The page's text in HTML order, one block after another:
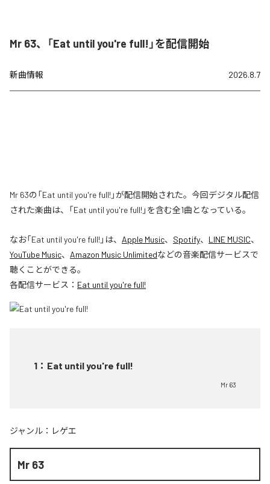
Mr 63、「Eat until you're full!」を配信開始
新曲情報 2026.8.7
Mr 63の「Eat until you're full!」が配信開始された。今回デジタル配信
された楽曲は、「Eat until you're full!」を含む全1曲となっている。
なお「Eat until you're full! 」は、 Apple Music、 Spotify、 LINE MUSIC、
YouTube Music、 Amazon Music Unlimitedなどの音楽配信サービスで
聴くことができる。
各配信サービス： Eat until you're full!
1 ： Eat until you're full!
Mr 63
ジャンル： レゲエ
Mr 63